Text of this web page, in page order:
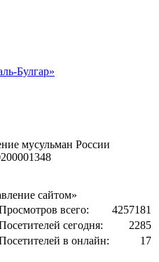
Булгар»
мусульман России
сайтом»
всего:
4257181
сегодня:
2285
в онлайн:
17